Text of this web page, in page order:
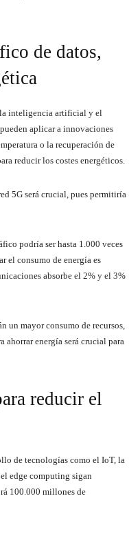
de datos,
la inteligencia artificial y el
aplicar a innovaciones
o la recuperación de
reducir los costes energéticos.
5G será crucial, pues permitiría
podría ser hasta 1.000 veces
el consumo de energía es
absorbe el 2% y el 3%
un mayor consumo de recursos,
ahorrar energía será crucial para
reducir el
de tecnologías como el IoT, la
edge computing sigan
100.000 millones de